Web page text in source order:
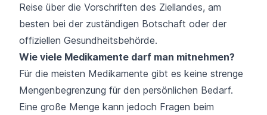
Reise über die Vorschriften des Ziellandes, am
besten bei der zuständigen Botschaft oder der
offiziellen Gesundheitsbehörde.
Wie viele Medikamente darf man mitnehmen?
Für die meisten Medikamente gibt es keine strenge
Mengenbegrenzung für den persönlichen Bedarf.
Eine große Menge kann jedoch Fragen beim